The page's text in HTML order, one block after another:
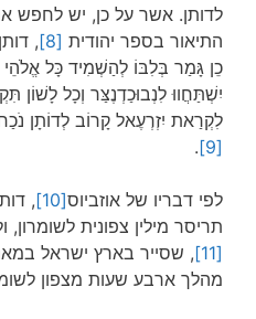
לדותן. אשר על כן, יש לחפש
התיאור בספר יהודית [8]
,
כֵן גָּמַר בְּלִבּוֹ לְהַשְׁמִיד כָּל
יִשְׁתַּחֲווּ לִנְבוּכַדְנֶצַּר וְכָל
לִקְרַאת יִזְרְעֶאל קָרוֹב לְדוֹתָן
[9]
.
לפי דבריו של אוזביוס[10]
,
תריסר מילין צפונית
[11]
מהלך ארבע שעות מצפון